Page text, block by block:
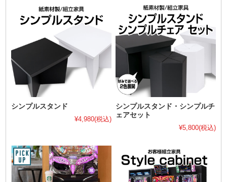
シンプルスタンド
¥4,980(税込)
シンプルスタンド・シンプルチ
ェアセット
¥5,800(税込)